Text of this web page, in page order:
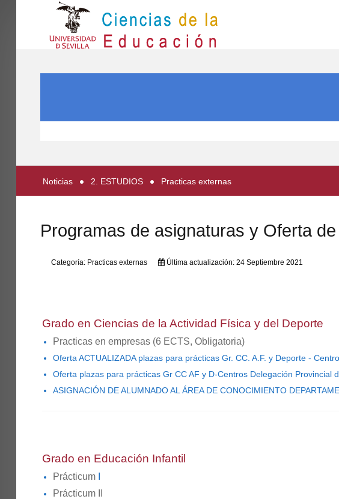
PARTICIPA
Noticias 2. ESTUDIOS Practicas externas
Programas de asignaturas y Oferta
Categoría: Practicas externas Última actualización: 24 Septiembre 2021
Grado en Ciencias de la Actividad Física y del Deporte
Practicas en empresas(6 ECTS, Obligatoria)
Oferta ACTUALIZADA plazas para prácticas Gr. CC. A.F. y Deporte -
Oferta plazas para prácticas Gr CC AF y D-Centros Delegación Provincial
ASIGNACIÓN DE ALUMNADO AL ÁREA DE CONOCIMIENTO
Grado en Educación Infantil
Prácticum
Prácticum II